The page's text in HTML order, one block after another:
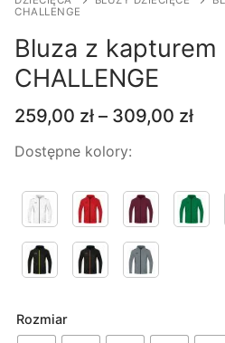
CHALLENGE
Bluza z kapturem
CHALLENGE
259,00 zł – 309,00 zł
do
Dostępne kolory:
Rozmiar